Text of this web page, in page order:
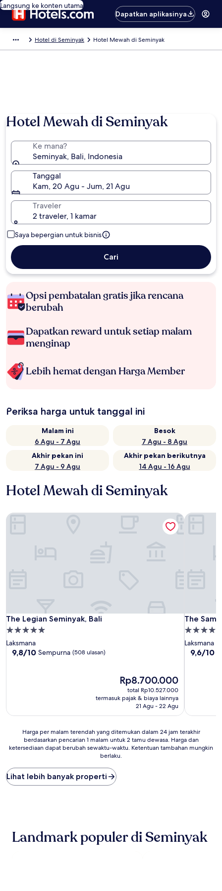
Langsung ke konten utama
Dapatkan aplikasinya
Hotel di Seminyak Hotel Mewah di Seminyak
Hotel Mewah di Seminyak
Ke mana?
Seminyak, Bali, Indonesia
Tanggal
Kam, 20 Agu - Jum, 21 Agu
Traveler
2 traveler, 1 kamar
Saya bepergian untuk bisnis
Cari
Opsi pembatalan gratis jika rencana
berubah
Dapatkan reward untuk setiap malam
menginap
Lebih hemat dengan Harga Member
Periksa harga untuk tanggal ini
Malam ini
6 Agu - 7 Agu
Besok
7 Agu - 8 Agu
Akhir pekan ini
7 Agu - 9 Agu
Akhir pekan berikutnya
14 Agu - 16 Agu
Hotel Mewah di Seminyak
The Legian Seminyak, Bali
The Legian Seminyak, Bali
Properti
bintang
5.0
Laksmana
9.8
9,8/10 Sempurna (508 ulasan)
Harga
sekarang
Rp8.700.000
Rp8.700.000
total Rp10.527.000
termasuk pajak & biaya lainnya
21 Agu - 22 Agu
The Legian Seminyak, Bali
The
The
Properti
bintang
5.0
Laksmana
9.6
9,6/10
The
Harga
malam
yang
ditemukan
dalam
pencarian
Harga per malam terendah yang ditemukan dalam 24 jam terakhir
berdasarkan pencarian 1 malam untuk 2 tamu dewasa. Harga dan
ketersediaan dapat berubah sewaktu-waktu. Ketentuan tambahan mungkin
berlaku.
Lihat lebih banyak properti
Landmark populer di Seminyak